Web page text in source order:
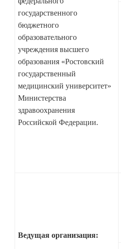
государственного
бюджетного
образовательного
учреждения высшего
образования «Ростовский
государственный
медицинский университет»
Министерства
здравоохранения
Российской Федерации.
Ведущая организация: